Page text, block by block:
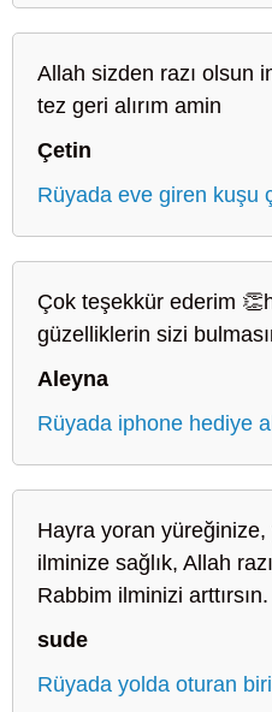
Allah sizden razı olsun
tez geri alırım amin
Çetin
Rüyada eve giren kuşu
Çok teşekkür ederim
güzelliklerin sizi
Aleyna
Rüyada iphone hediye
Hayra yoran
ilminize sağlık, Allah
Rabbim ilminizi arttırsın.
sude
Rüyada yolda oturan